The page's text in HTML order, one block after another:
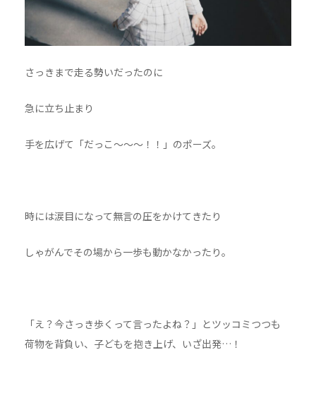
さっきまで走る勢いだったのに
急に立ち止まり
手を広げて「だっこ〜〜〜！！」のポーズ。
時には涙目になって無言の圧をかけてきたり
しゃがんでその場から一歩も動かなかったり。
「え？今さっき歩くって言ったよね？」とツッコミつつも
荷物を背負い、子どもを抱き上げ、いざ出発…！